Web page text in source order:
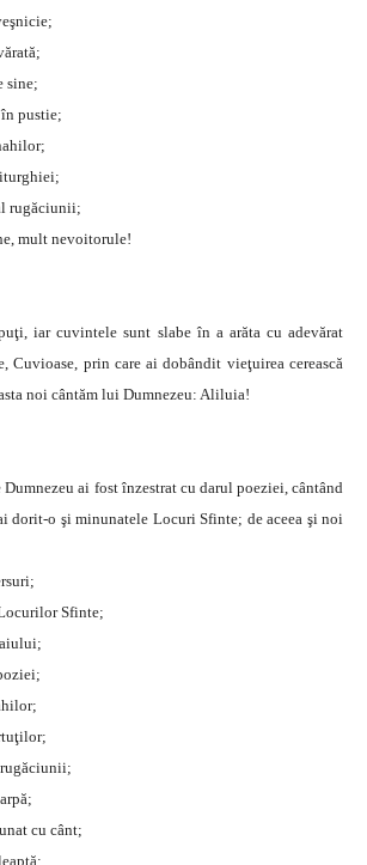
sine;
pustie;
rugăciunii;
mult nevoitorule!
iar cuvintele sunt slabe în a arăta cu adevărat
Cuvioase, prin care ai dobândit vieţuirea cerească
noi cântăm lui Dumnezeu: Aliluia!
ai fost înzestrat cu darul poeziei, cântând
dorit-o şi minunatele Locuri Sfinte; de aceea şi noi
Sfinte;
cu cânt;